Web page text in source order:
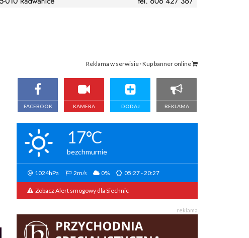
Reklama w serwisie · Kup banner online
FACEBOOK KAMERA DODAJ REKLAMA
17°C
bezchmurnie
1024hPa 2m/s 0% 05:27 - 20:27
Zobacz Alert smogowy dla Siechnic
reklama